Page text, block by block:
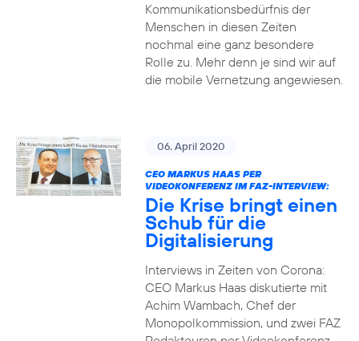
Kommuni­ka­tions­bedürfnis­ der
Menschen in diesen Zeiten
nochmal eine ganz besondere
Rolle zu. Mehr denn je sind wir auf
die mobile Vernetzung angewiesen.
06. April 2020
CEO MARKUS HAAS PER
VIDEOKONFERENZ IM FAZ-INTERVIEW:
Die Krise bringt einen
Schub für die
Digitalisierung
Interviews in Zeiten von Corona:
CEO Markus Haas diskutierte mit
Achim Wambach, Chef der
Monopolkommission, und zwei FAZ